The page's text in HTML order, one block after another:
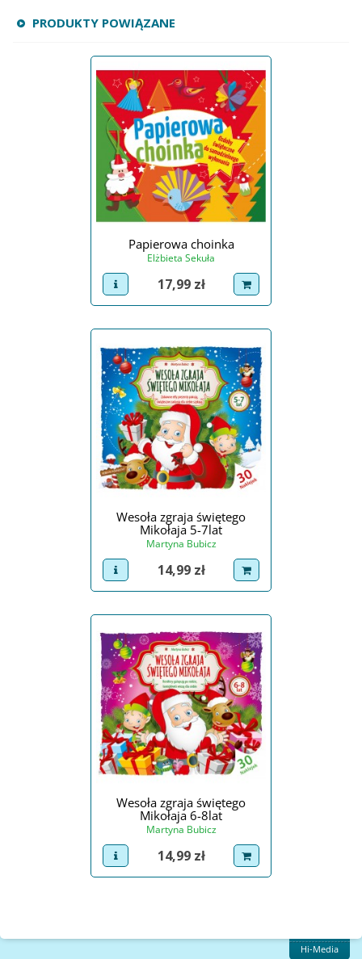
PRODUKTY POWIĄZANE
Papierowa choinka
Elżbieta Sekuła
view product
Cena
17,99 zł dodaj do koszyka
Wesoła zgraja świętego
Mikołaja 5-7lat
Martyna Bubicz
view product
Cena
14,99 zł dodaj do koszyka
Wesoła zgraja świętego
Mikołaja 6-8lat
Martyna Bubicz
view product
Cena
14,99 zł dodaj do koszyka
Hi-Media